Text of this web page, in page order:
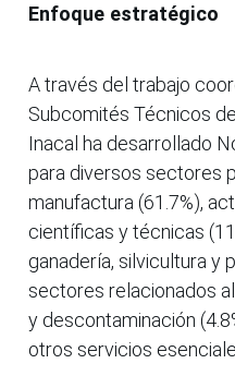
Enfoque estratégico
A través del trabajo
Subcomités Técnicos
Inacal ha desarrollado
para diversos sectores
manufactura (61.7%),
científicas y técnicas
ganadería, silvicultura y
sectores relacionados
y descontaminación
otros servicios